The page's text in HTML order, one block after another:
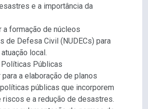
e a importância da
a formação de núcleos
de Defesa Civil (NUDECs) para
local.
Políticas Públicas
para a elaboração de planos
públicas que incorporem
riscos e a redução de desastres.